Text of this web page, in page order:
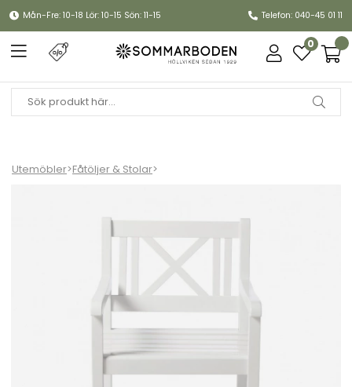
Mån-Fre: 10-18 Lör: 10-15 Sön: 11-15 Telefon: 040-45 01 11
0
Utemöbler>Fåtöljer & Stolar>